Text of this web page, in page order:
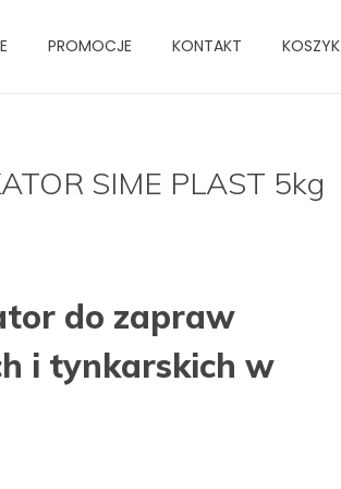
PROMOCJE KONTAKT KOSZYK
SIME PLAST 5kg
do zapraw
i tynkarskich w